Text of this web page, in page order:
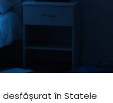
desfășurat în Statele